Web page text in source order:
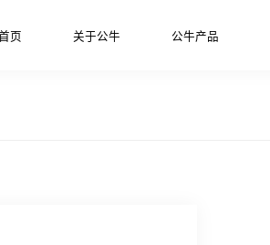
页 关于公牛 公牛产品